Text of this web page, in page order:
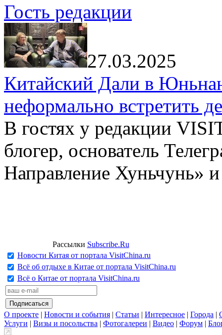
Гость редакции
27.03.2025
Китайский Дали в
неформально встретить
В гостях у редакции
блогер, основатель
Направление Хуньчунь»
Рассылки Subscribe.Ru
Новости Китая от портала VisitChina.ru
Всё об отдыхе в Китае от портала VisitChina.ru
Всё о Китае от портала VisitChina.ru
О проекте | Новости и события | Статьи | Интересное | Города |
Услуги | Визы и посольства | Фотогалереи | Видео | Форум |